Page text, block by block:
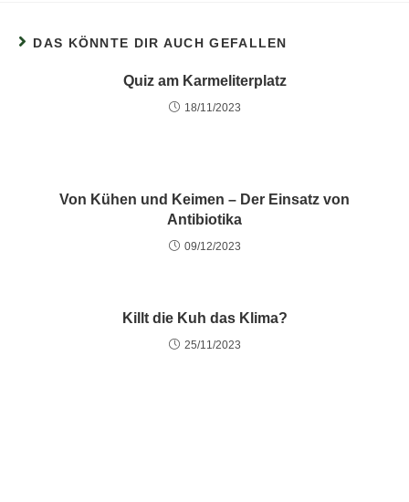
DAS KÖNNTE DIR AUCH GEFALLEN
Quiz am Karmeliterplatz
18/11/2023
Von Kühen und Keimen – Der Einsatz von
Antibiotika
09/12/2023
Killt die Kuh das Klima?
25/11/2023